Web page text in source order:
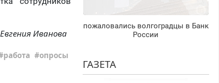
Евгения Иванова
работа опросы
пожаловались волгоградцы в Банк
России
ГАЗЕТА